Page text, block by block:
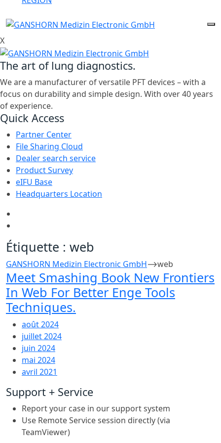
X
The art of lung diagnostics.
We are a manufacturer of versatile PFT devices – with a
focus on durability and simple design. With over 40 years
of experience.
Quick Access
Partner Center
File Sharing Cloud
Dealer search service
Product Survey
eIFU Base
Headquarters Location
Étiquette : web
GANSHORN Medizin Electronic GmbH⟶web
Meet Smashing Book New Frontiers
In Web For Better Enge Tools
Techniques.
août 2024
juillet 2024
juin 2024
mai 2024
avril 2021
Support + Service
Report your case in our support system
Use Remote Service session directly (via
TeamViewer)